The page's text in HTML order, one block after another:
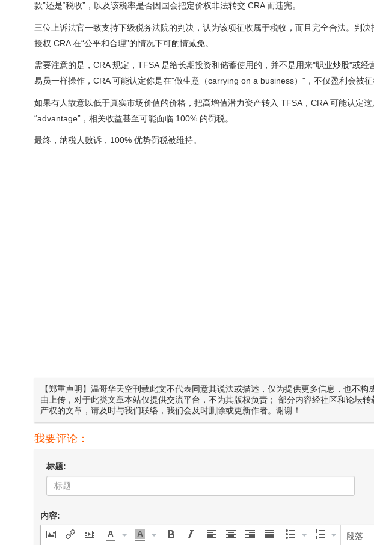
款”还是“税收”，以及该税率是否因国会把定价权非法转交 CRA 而违宪。
三位上诉法官一致支持下级税务法院的判决，认为该项征收属于税收，而且完全合法。判
授权 CRA 在“公平和合理”的情况下可酌情减免。
需要注意的是，CRA 规定，TFSA 是给长期投资和储蓄使用的，并不是用来"职业炒股"或
易员一样操作，CRA 可能认定你是在"做生意（carrying on a business）"，不仅盈利会被
如果有人故意以低于真实市场价值的价格，把高增值潜力资产转入 TFSA，CRA 可能认定
“advantage”，相关收益甚至可能面临 100% 的罚税。
最终，纳税人败诉，100% 优势罚税被维持。
【郑重声明】温哥华天空刊载此文不代表同意其说法或描述，仅为提供更多信息，也不
由上传，对于此类文章本站仅提供交流平台，不为其版权负责； 部分内容经社区和论坛
产权的文章，请及时与我们联络，我们会及时删除或更新作者。谢谢！
我要评论：
标题:
内容:
段落